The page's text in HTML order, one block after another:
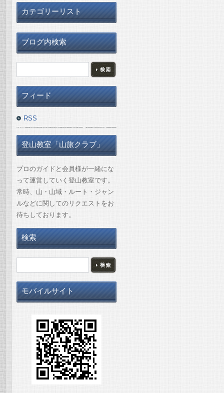
カテゴリーリスト
ブログ内検索
フィード
RSS
登山教室「山旅クラブ」
プロのガイドと会員様が一緒にな
って運営していく登山教室です。
常時、山・山域・ルート・ジャン
ルなどに関してのリクエストをお
待ちしております。
検索
モバイルサイト